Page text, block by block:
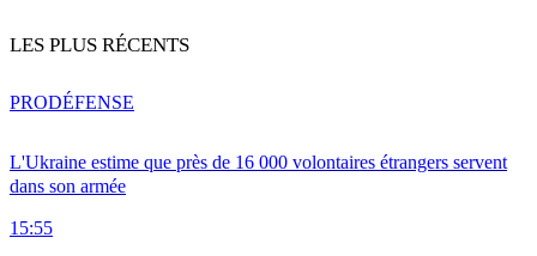
LES PLUS RÉCENTS
L'Ukraine estime que près de 16 000 volontaires étrangers servent
dans son armée
15:55
PRODÉFENSE